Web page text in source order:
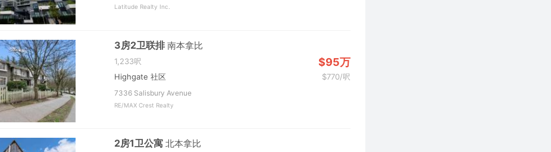
Latitude Realty Inc.
3房2卫联排南本拿比
1,233呎 $95万
Highgate 社区 $770/呎
7336 Salisbury Avenue
RE/MAX Crest Realty
2房1卫公寓北本拿比